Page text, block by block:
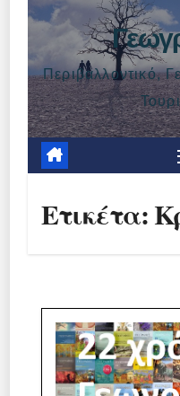
Περιβαλλοντικό,
Ετικέτα: